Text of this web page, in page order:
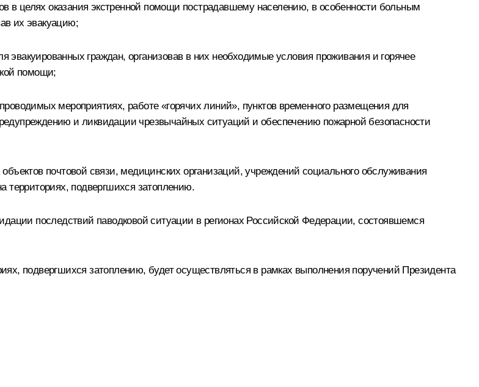
целях оказания экстренной помощи пострадавшему населению, в особенности больным
их эвакуацию;
граждан, организовав в них необходимые условия проживания и горячее
помощи;
мероприятиях, работе «горячих линий», пунктов временного размещения для
и ликвидации чрезвычайных ситуаций и обеспечению пожарной безопасности
почтовой связи, медицинских организаций, учреждений социального обслуживания
территориях, подвергшихся затоплению.
последствий паводковой ситуации в регионах Российской Федерации, состоявшемся
подвергшихся затоплению, будет осуществляться в рамках выполнения поручений Президента